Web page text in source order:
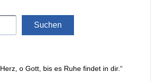
Suchen
o Gott, bis es Ruhe findet in dir.“